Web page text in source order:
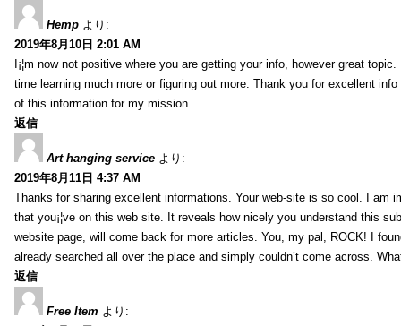
Hemp より:
2019年8月10日 2:01 AM
I¡¦m now not positive where you are getting your info, however great
time learning much more or figuring out more. Thank you for excellent
of this information for my mission.
返信
Art hanging service より:
2019年8月11日 4:37 AM
Thanks for sharing excellent informations. Your web-site is so cool. I am
that you¡¦ve on this web site. It reveals how nicely you understand this
website page, will come back for more articles. You, my pal, ROCK! I
already searched all over the place and simply couldn’t come across.
返信
Free Item より: